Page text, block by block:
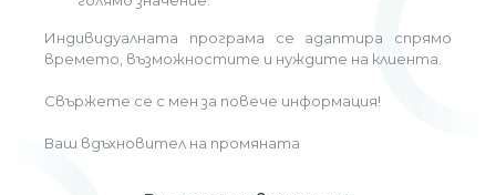
Индивидуалната програма се адаптира спрямо
времето, възможностите и нуждите на клиента.
Свържете се с мен за повече информация!
Ваш вдъхновител на промяната